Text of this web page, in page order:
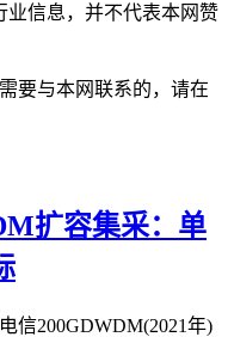
业信息，并不代表本网赞
要与本网联系的，请在
扩容集采：单
信200GDWDM(2021年)